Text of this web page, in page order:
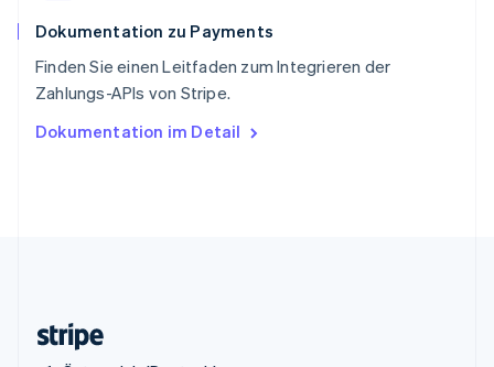
Dokumentation zu Payments
Finden Sie einen Leitfaden zum Integrieren der
Zahlungs-APIs von Stripe.
Dokumentation im Detail
Thailand
Tschechische Republik
English
English